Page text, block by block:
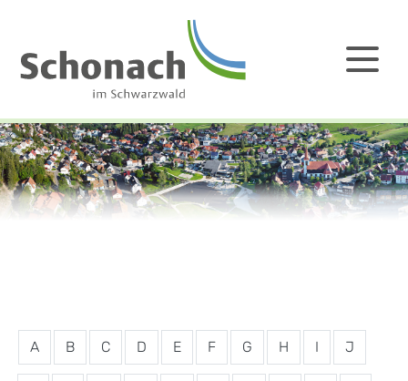
A B C D E F G H I J